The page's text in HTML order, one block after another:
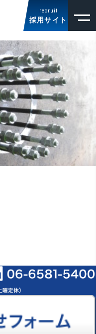
recruit
採用サイト
礎ボルト